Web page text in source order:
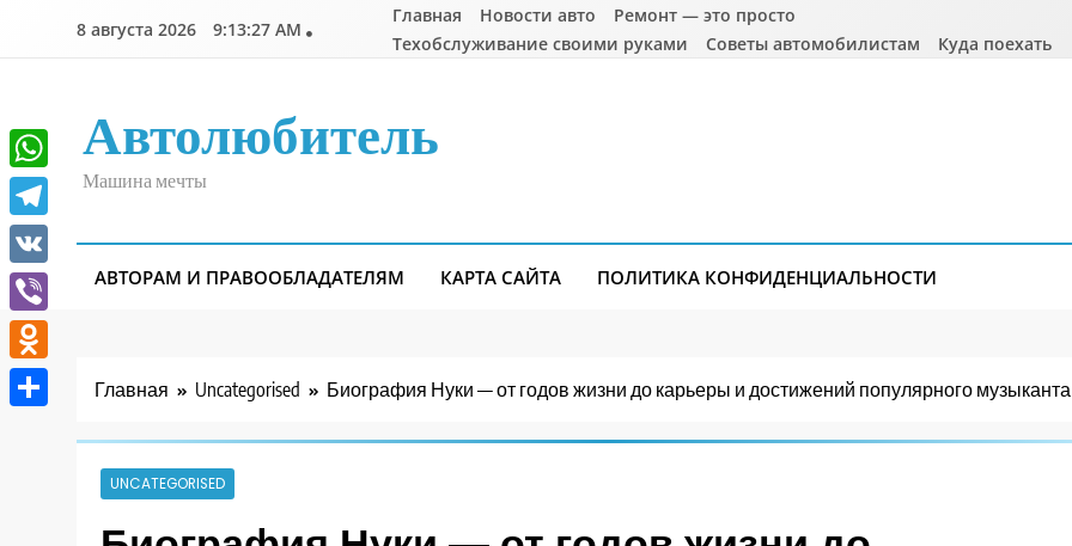
8 августа 2026 9:13:27 AM
Главная Новости авто
Ремонт — это просто
Техобслуживание своими руками
Советы автомобилистам Куда поехать
Автолюбитель
Машина мечты
АВТОРАМ И ПРАВООБЛАДАТЕЛЯМ КАРТА САЙТА ПОЛИТИКА КОНФИДЕНЦИАЛЬНОСТИ
Главная Uncategorised Биография Нуки — от годов жизни до карьеры и достижений популярного музыканта
UNCATEGORISED
WhatsApp
Telegram
VK
Viber
Odnoklassniki